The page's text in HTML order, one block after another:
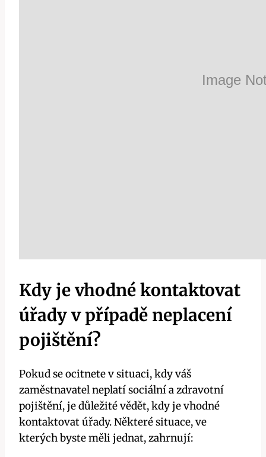
Kdy je vhodné kontaktovat
úřady v případě neplacení
pojištění?
Pokud se ocitnete v situaci, kdy váš
zaměstnavatel neplatí sociální a zdravotní
pojištění, je důležité vědět, kdy je vhodné
kontaktovat úřady. Některé situace, ve
kterých byste měli jednat, zahrnují: